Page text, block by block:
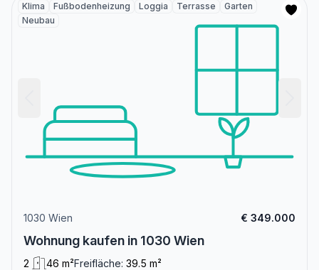
Klima Fußbodenheizung Loggia Terrasse
Garten
Neubau
1030 Wien € 349.000
Wohnung kaufen in 1030 Wien
2 46 m²Freifläche: 39.5 m²